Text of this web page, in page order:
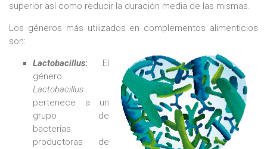
superior así como reducir la duración media de las mismas.
Los géneros más utilizados en complementos alimenticios
son:
Lactobacillus: El
género
Lactobacillus
pertenece a un
grupo de
bacterias
productoras de